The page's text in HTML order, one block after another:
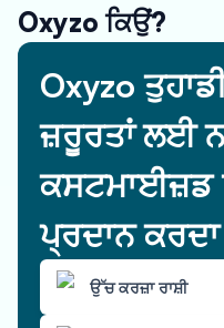
Oxyzo ਕਿਉਂ?
Oxyzo
ਜ਼ਰੂਰਤਾਂ ਲਈ
ਕਸਟਮਾਈਜ਼ਡ
ਪ੍ਰਦਾਨ
ਉੱਚ ਕਰਜ਼ਾ ਰਾਸ਼ੀ